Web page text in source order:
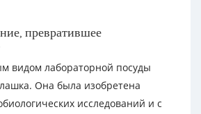
превратившее
видом лабораторной посуды
Она была изобретена
исследований и с